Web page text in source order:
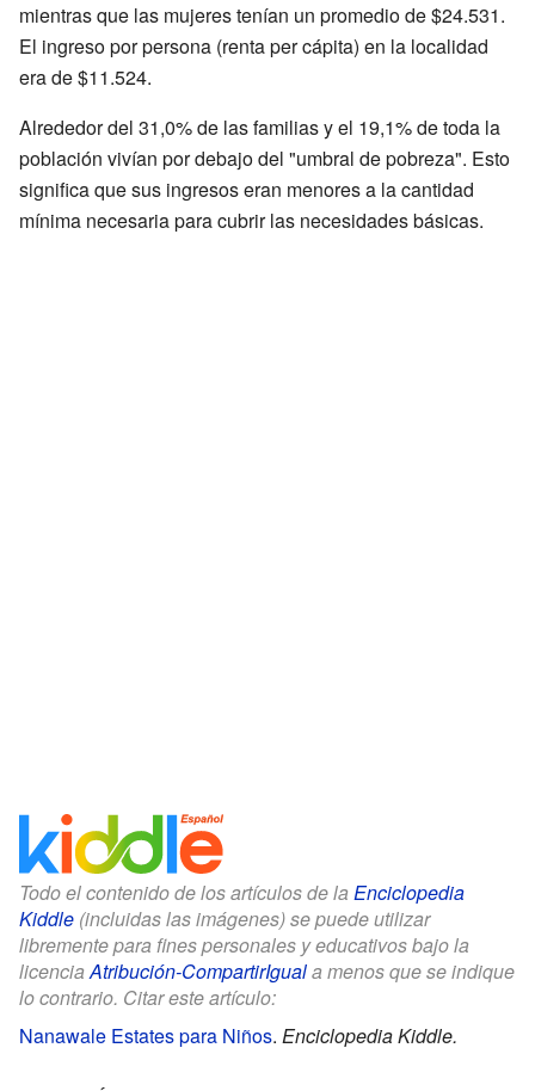
mientras que las mujeres tenían un promedio de $24.531.
El ingreso por persona (renta per cápita) en la localidad
era de $11.524.
Alrededor del 31,0% de las familias y el 19,1% de toda la
población vivían por debajo del "umbral de pobreza". Esto
significa que sus ingresos eran menores a la cantidad
mínima necesaria para cubrir las necesidades básicas.
Todo el contenido de los artículos de la Enciclopedia
Kiddle (incluidas las imágenes) se puede utilizar
libremente para fines personales y educativos bajo la
licenciaAtribución-CompartirIguala menos que se indique
lo contrario. Citar este artículo:
Nanawale Estates para Niños. Enciclopedia Kiddle.